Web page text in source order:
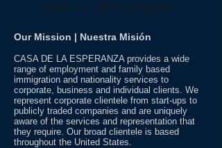
About Us | Sobre Nosotros
Our Mission | Nuestra Misión
CASA DE LA ESPERANZA provides a wide
range of employment and family based
immigration and nationality services to
corporate, business and individual clients. We
represent corporate clientele from start-ups to
publicly traded companies and are uniquely
aware of the services and representation that
they require. Our broad clientele is based
throughout the United States.